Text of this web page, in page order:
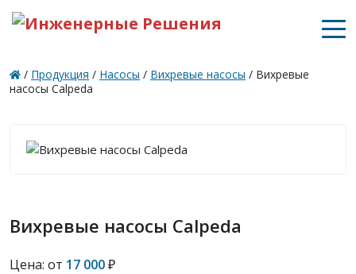
/ Продукция / Насосы / Вихревые насосы / Вихревые
насосы Calpeda
Вихревые насосы Calpeda
Цена: от 17 000₽